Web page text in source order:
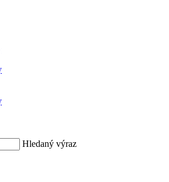
Hledaný výraz